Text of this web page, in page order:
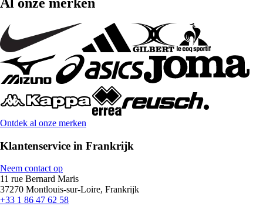
Ontdek al onze merken
Klantenservice in Frankrijk
Neem contact op
11 rue Bernard Maris
37270 Montlouis-sur-Loire, Frankrijk
+33 1 86 47 62 58